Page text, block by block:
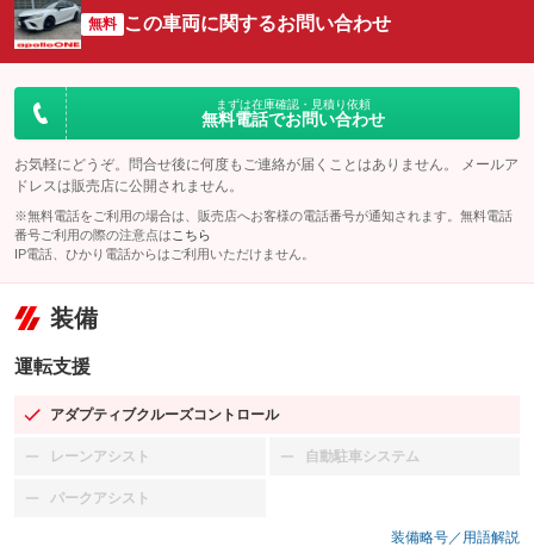
無料 この車両に関するお問い合わせ
まずは在庫確認・見積り依頼
無料電話でお問い合わせ
お気軽にどうぞ。問合せ後に何度もご連絡が届くことはありません。 メールア
ドレスは販売店に公開されません。
※無料電話をご利用の場合は、販売店へお客様の電話番号が通知されます。無料電話
番号ご利用の際の注意点は こちら
IP電話、ひかり電話からはご利用いただけません。
装備
運転支援
アダプティブクルーズコントロール
：装備あり
レーンアシスト
：装備なし 自動駐車システム
：装備なし
パークアシスト
：装備なし
装備略号／用語解説